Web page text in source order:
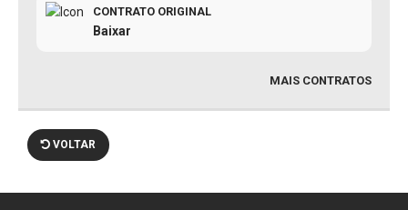
CONTRATO ORIGINAL
Baixar
MAIS CONTRATOS
VOLTAR